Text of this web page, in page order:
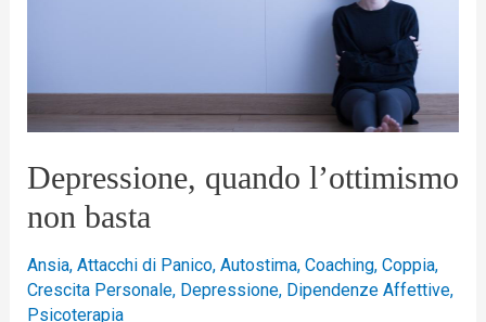
Depressione, quando l’ottimismo
non basta
Ansia, Attacchi di Panico, Autostima, Coaching, Coppia,
Crescita Personale, Depressione, Dipendenze Affettive,
Psicoterapia